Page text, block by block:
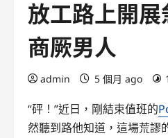
放工路上開
商厥男人
admin 5 個月 ago
“砰！”近日，剛結束值班的
然聽到路他知道，這場荒謬